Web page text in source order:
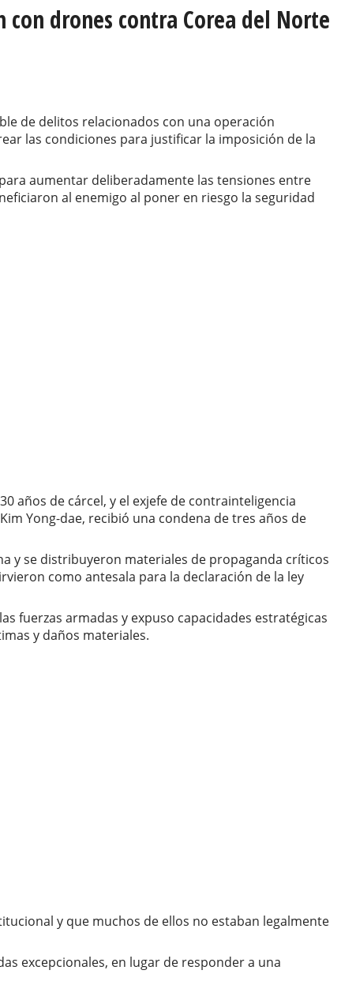
drones contra Corea del Norte
de delitos relacionados con una operación
las condiciones para justificar la imposición de la
aumentar deliberadamente las tensiones entre
al enemigo al poner en riesgo la seguridad
años de cárcel, y el exjefe de contrainteligencia
Yong-dae, recibió una condena de tres años de
y se distribuyeron materiales de propaganda críticos
como antesala para la declaración de la ley
fuerzas armadas y expuso capacidades estratégicas
y daños materiales.
y que muchos de ellos no estaban legalmente
excepcionales, en lugar de responder a una